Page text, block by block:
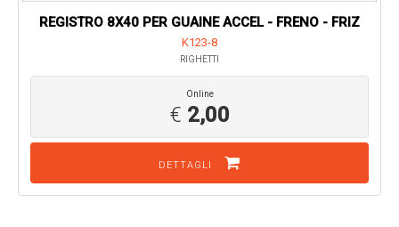
REGISTRO 8X40 PER GUAINE ACCEL - FRENO - FRIZ
K123-8
RIGHETTI
Online
€ 2,00
DETTAGLI